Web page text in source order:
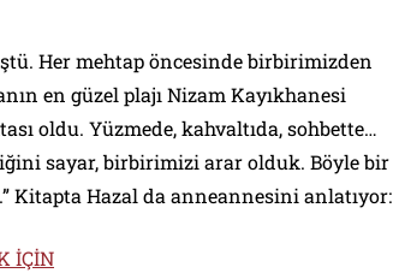
Her mehtap öncesinde birbirimizden
en güzel plajı Nizam Kayıkhanesi
oldu. Yüzmede, kahvaltıda, sohbette…
sayar, birbirimizi arar olduk. Böyle bir
Kitapta Hazal da anneannesini anlatıyor:
İÇİN